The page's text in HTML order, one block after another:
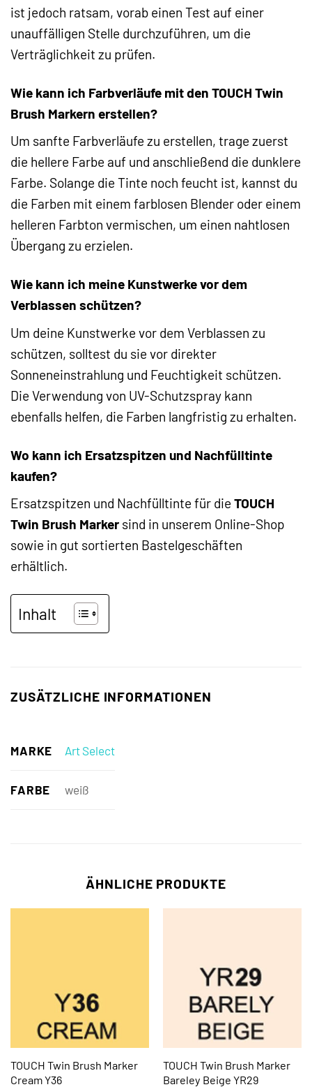
ist jedoch ratsam, vorab einen Test auf einer
unauffälligen Stelle durchzuführen, um die
Verträglichkeit zu prüfen.
Wie kann ich Farbverläufe mit den TOUCH Twin
Brush Markern erstellen?
Um sanfte Farbverläufe zu erstellen, trage zuerst
die hellere Farbe auf und anschließend die dunklere
Farbe. Solange die Tinte noch feucht ist, kannst du
die Farben mit einem farblosen Blender oder einem
helleren Farbton vermischen, um einen nahtlosen
Übergang zu erzielen.
Wie kann ich meine Kunstwerke vor dem
Verblassen schützen?
Um deine Kunstwerke vor dem Verblassen zu
schützen, solltest du sie vor direkter
Sonneneinstrahlung und Feuchtigkeit schützen.
Die Verwendung von UV-Schutzspray kann
ebenfalls helfen, die Farben langfristig zu erhalten.
Wo kann ich Ersatzspitzen und Nachfülltinte
kaufen?
Ersatzspitzen und Nachfülltinte für die TOUCH
Twin Brush Marker sind in unserem Online-Shop
sowie in gut sortierten Bastelgeschäften
erhältlich.
Inhalt
ZUSÄTZLICHE INFORMATIONEN
MARKE Art Select
FARBE weiß
ÄHNLICHE PRODUKTE
TOUCH Twin Brush Marker
Cream Y36
TOUCH Twin Brush Marker
Bareley Beige YR29